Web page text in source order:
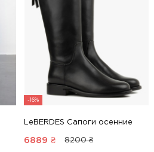
-16%
LeBERDES Сапоги осенние
6889 ₴ 8200 ₴